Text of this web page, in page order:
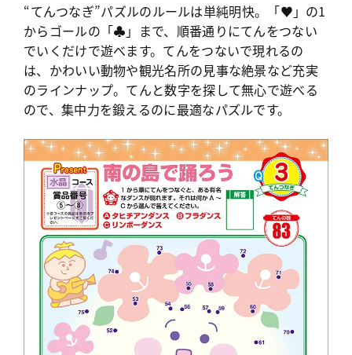
“てんつなぎ”パズルのルールは単純明快。「♥」の1
からゴールの「♣」まで、順番通りにてんをつない
でいくだけで遊べます。てんをつないで現れるの
は、かわいい動物や観光名所の見事な絶景など充実
のラインナップ。てんと数字を探して無心で遊べる
ので、集中力を鍛えるのに最適なパズルです。